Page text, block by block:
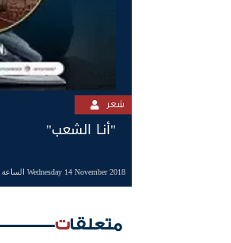
شعر
"أنـا الشعب"
Wednesday 14 November 2018 الساعة 10:26 am
متعلقات